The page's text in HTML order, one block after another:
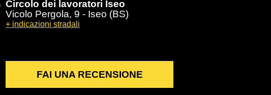
Circolo dei lavoratori Iseo
Vicolo Pergola, 9 - Iseo (BS)
+ indicazioni stradali
FAI UNA RECENSIONE